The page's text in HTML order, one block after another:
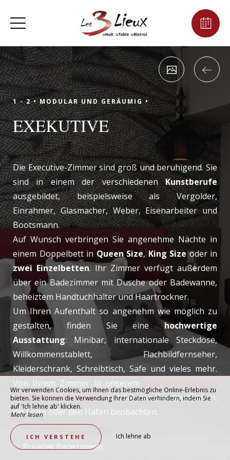
1 - 2 •MODULAR UND GERÄUMIG •
EXEKUTIVE
Die Executive-Zimmer sind groß und beruhigend. Sie
sind in einem der verschiedenenKunstberufe
ausgebildet, beispielsweise als Vergolder,
Einrahmer, Glasmacher, Weber, Eisenarbeiter und
Bootsmann.
Auf Wunsch verbringen Sie angenehme Nächte in
einem Doppelbett in Queen Size, King Sizeoder in
zwei Einzelbetten. Ihr Zimmer verfügt außerdem
über ein Badezimmer mit Dusche oder Badewanne,
beheiztem Handtuchhalter und Haartrockner.
Um Ihren Aufenthalt so angenehm wie möglich zu
gestalten, finden Sie einehochwertige
Ausstattung: Minibar, internationale Steckdose,
Willkommenstablett, Flachbildfernseher,
Kleiderschrank, Schreibtisch, Safe und vieles mehr.
Von Ihrem Zimmer in unserem
der Nähe von Angersaus können Sie den Garten,
die Loire oder den Hafen beobachten.
Privates Badezimmer
Wir verwenden Cookies, um Ihnen das bestmögliche Online-Erlebnis zu
bieten. Sie können die Verwendung Ihrer Daten verhindern, indem Sie
auf 'Ich lehne ab' klicken.
Mehr lesen
ICH VERSTEHE Ich lehne ab